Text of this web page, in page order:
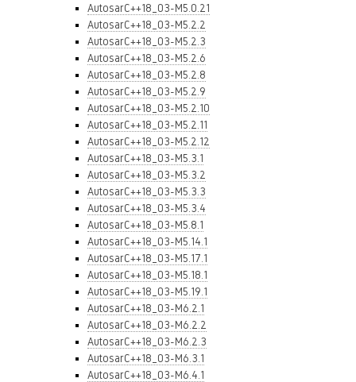
AutosarC++18_03-M5.0.21
AutosarC++18_03-M5.2.2
AutosarC++18_03-M5.2.3
AutosarC++18_03-M5.2.6
AutosarC++18_03-M5.2.8
AutosarC++18_03-M5.2.9
AutosarC++18_03-M5.2.10
AutosarC++18_03-M5.2.11
AutosarC++18_03-M5.2.12
AutosarC++18_03-M5.3.1
AutosarC++18_03-M5.3.2
AutosarC++18_03-M5.3.3
AutosarC++18_03-M5.3.4
AutosarC++18_03-M5.8.1
AutosarC++18_03-M5.14.1
AutosarC++18_03-M5.17.1
AutosarC++18_03-M5.18.1
AutosarC++18_03-M5.19.1
AutosarC++18_03-M6.2.1
AutosarC++18_03-M6.2.2
AutosarC++18_03-M6.2.3
AutosarC++18_03-M6.3.1
AutosarC++18_03-M6.4.1